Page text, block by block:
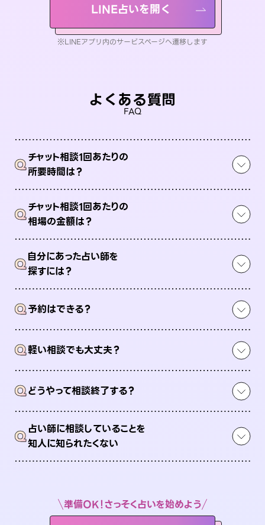
LINE占いを開く
※LINEアプリ内のサービスページへ遷移します
よくある質問
FAQ
Qチャット相談1回あたりの
所要時間は？
Qチャット相談1回あたりの
相場の金額は？
Q自分にあった占い師を
探すには？
Q予約はできる？
Q軽い相談でも大丈夫？
Qどうやって相談終了する？
Q占い師に相談していることを
知人に知られたくない
準備OK！さっそく占いを始めよう